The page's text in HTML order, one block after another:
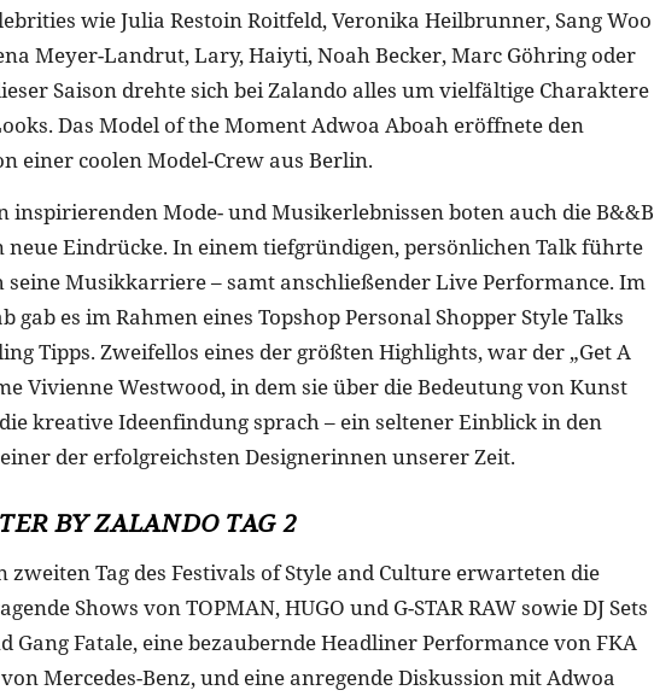
wie Julia Restoin Roitfeld, Veronika Heilbrunner, Sang Woo
Meyer-Landrut, Lary, Haiyti, Noah Becker, Marc Göhring oder
Saison drehte sich bei Zalando alles um vielfältige Charaktere
Das Model of the Moment Adwoa Aboah eröffnete den
einer coolen Model-Crew aus Berlin.
inspirierenden Mode- und Musikerlebnissen boten auch die B&&B
neue Eindrücke. In einem tiefgründigen, persönlichen Talk führte
seine Musikkarriere – samt anschließender Live Performance. Im
gab es im Rahmen eines Topshop Personal Shopper Style Talks
Tipps. Zweifellos eines der größten Highlights, war der „Get A
Vivienne Westwood, in dem sie über die Bedeutung von Kunst
kreative Ideenfindung sprach – ein seltener Einblick in den
der erfolgreichsten Designerinnen unserer Zeit.
BY ZALANDO TAG 2
Tag des Festivals of Style and Culture erwarteten die
Shows von TOPMAN, HUGO und G-STAR RAW sowie DJ Sets
Gang Fatale, eine bezaubernde Headliner Performance von FKA
Mercedes-Benz, und eine anregende Diskussion mit Adwoa